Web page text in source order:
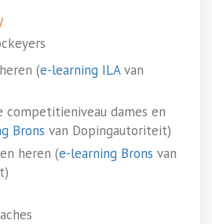
(e-learning ILAvan
competitieniveau dames en
Brons van Dopingautoriteit)
heren (e-learning Brons van